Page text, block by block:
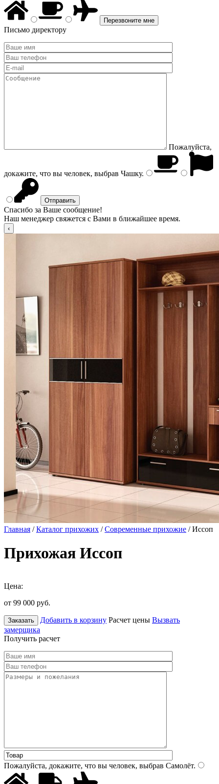
Письмо директору
Пожалуйста,
докажите, что вы человек, выбрав Чашку.
Спасибо за Ваше сообщение!
Наш менеджер свяжется с Вами в ближайшее время.
Главная /Каталог прихожих /Современные прихожие / Иссоп
Прихожая Иссоп
Цена:
от 99 000 руб.
Заказать Добавить в корзину Расчет цены Вызвать
замерщика
Получить расчет
Пожалуйста, докажите, что вы человек, выбрав Самолёт.